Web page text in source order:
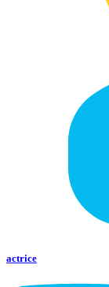
actrice